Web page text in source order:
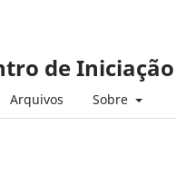
de
Arquivos Sobre